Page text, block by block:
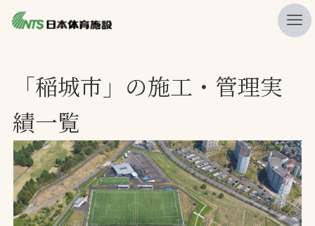
ニュース
プレスリリース
レポート
製品・サービス一覧
施工・管理実績一覧
「稲城市」の施工・管理実
績一覧